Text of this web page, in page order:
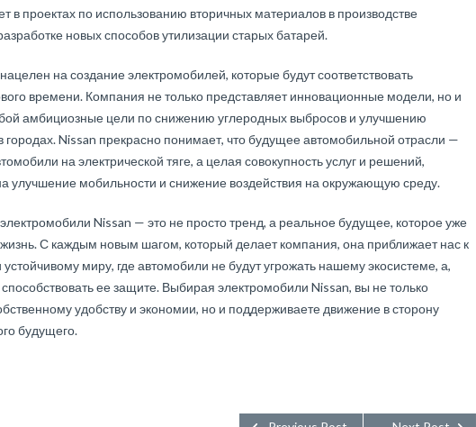
в проектах по использованию вторичных материалов в производстве
новых способов утилизации старых батарей.
на создание электромобилей, которые будут соответствовать
времени. Компания не только представляет инновационные модели, но и
амбициозные цели по снижению углеродных выбросов и улучшению
городах. Nissan прекрасно понимает, что будущее автомобильной отрасли —
на электрической тяге, а целая совокупность услуг и решений,
улучшение мобильности и снижение воздействия на окружающую среду.
Nissan — это не просто тренд, а реальное будущее, которое уже
С каждым новым шагом, который делает компания, она приближает нас к
миру, где автомобили не будут угрожать нашему экосистеме, а,
способствовать ее защите. Выбирая электромобили Nissan, вы не только
удобству и экономии, но и поддерживаете движение в сторону
будущего.